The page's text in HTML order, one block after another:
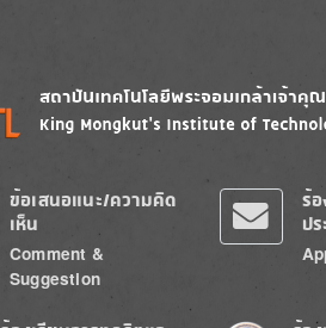
Image
ข้อเสนอแนะ/ความคิด
เห็น
Comment &
Suggestion
ร้
ป